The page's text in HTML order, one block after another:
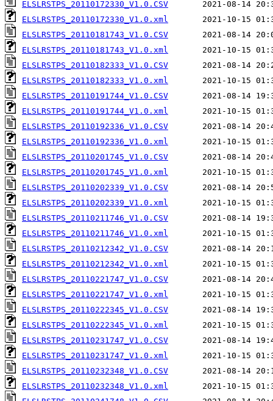
ELSLRSTPS_20110172330_V1.0.CSV
ELSLRSTPS_20110172330_V1.0.xml
ELSLRSTPS_20110181743_V1.0.CSV
ELSLRSTPS_20110181743_V1.0.xml
ELSLRSTPS_20110182333_V1.0.CSV
ELSLRSTPS_20110182333_V1.0.xml
ELSLRSTPS_20110191744_V1.0.CSV
ELSLRSTPS_20110191744_V1.0.xml
ELSLRSTPS_20110192336_V1.0.CSV
ELSLRSTPS_20110192336_V1.0.xml
ELSLRSTPS_20110201745_V1.0.CSV
ELSLRSTPS_20110201745_V1.0.xml
ELSLRSTPS_20110202339_V1.0.CSV
ELSLRSTPS_20110202339_V1.0.xml
ELSLRSTPS_20110211746_V1.0.CSV
ELSLRSTPS_20110211746_V1.0.xml
ELSLRSTPS_20110212342_V1.0.CSV
ELSLRSTPS_20110212342_V1.0.xml
ELSLRSTPS_20110221747_V1.0.CSV
ELSLRSTPS_20110221747_V1.0.xml
ELSLRSTPS_20110222345_V1.0.CSV
ELSLRSTPS_20110222345_V1.0.xml
ELSLRSTPS_20110231747_V1.0.CSV
ELSLRSTPS_20110231747_V1.0.xml
ELSLRSTPS_20110232348_V1.0.CSV
ELSLRSTPS_20110232348_V1.0.xml